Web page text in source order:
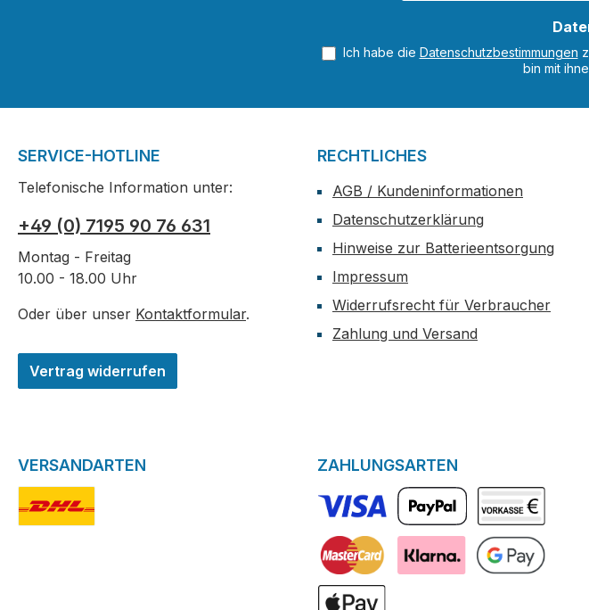
Ich habe die Datenschutzbestimmungen
bin mit
SERVICE-HOTLINE
Telefonische Information unter:
+49 (0) 7195 90 76 631
Montag - Freitag
10.00 - 18.00 Uhr
Oder über unser Kontaktformular.
Vertrag widerrufen
RECHTLICHES
AGB / Kundeninformationen
Datenschutzerklärung
Hinweise zur Batterieentsorgung
Impressum
Widerrufsrecht für Verbraucher
Zahlung und Versand
VERSANDARTEN ZAHLUNGSARTEN
Vorkasse
PayPal
Kreditkarte
VISA Logo